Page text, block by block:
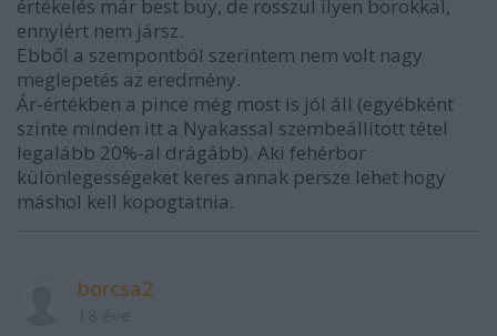
értékelés már best buy, de rosszul ilyen borokkal,
ennyiért nem jársz.
Ebből a szempontból szerintem nem volt nagy
meglepetés az eredmény.
Ár-értékben a pince még most is jól áll (egyébként
szinte minden itt a Nyakassal szembeállított tétel
legalább 20%-al drágább). Aki fehérbor
különlegességeket keres annak persze lehet hogy
máshol kell kopogtatnia.
borcsa2